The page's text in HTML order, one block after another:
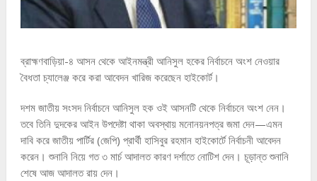
ব্রাহ্মণবাড়িয়া-৪ আসন থেকে আইনমন্ত্রী আনিসুল হকের নির্বাচনে অংশ নেওয়ার
বৈধতা চ্যালেঞ্জ করে করা আবেদন খারিজ করেছেন হাইকোর্ট।
দশম জাতীয় সংসদ নির্বাচনে আনিসুল হক ওই আসনটি থেকে নির্বাচনে অংশ নেন।
তবে তিনি দুদকের আইন উপদেষ্টা থাকা অবস্থায় মনোনয়নপত্র জমা দেন—এমন
দাবি করে জাতীয় পার্টির (জেপি) প্রার্থী হাসিবুর রহমান হাইকোর্টে নির্বাচনী আবেদন
করেন। শুনানি নিয়ে গত ৩ মার্চ আদালত কারণ দর্শাতে নোটিশ দেন। চূড়ান্ত শুনানি
শেষে আজ আদালত রায় দেন।